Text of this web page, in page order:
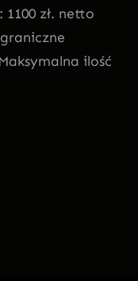
zł. netto
ilość